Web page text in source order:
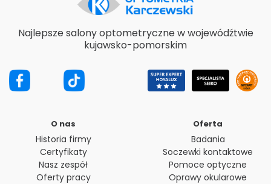
Najlepsze salony optometryczne w wojewódźtwie
kujawsko-pomorskim
O nas
Historia firmy
Certyfikaty
Nasz zespół
Oferty pracy
Oferta
Badania
Soczewki kontaktowe
Pomoce optyczne
Oprawy okularowe